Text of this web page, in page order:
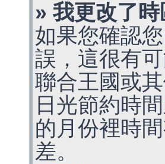
» 我更改了
如果您確認
誤，這很有
聯合王國或
日光節約時
的月份裡時
差。